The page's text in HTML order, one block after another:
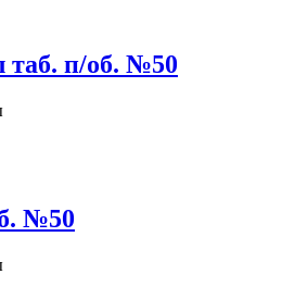
таб. п/об. №50
№50